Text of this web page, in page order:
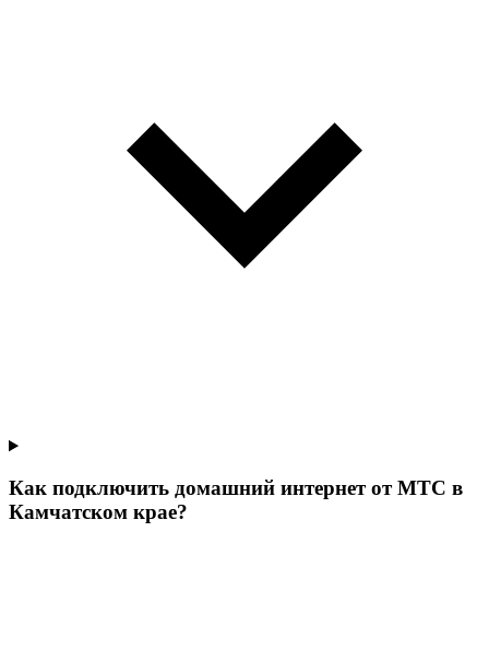
Как подключить домашний интернет от МТС в
Камчатском крае?